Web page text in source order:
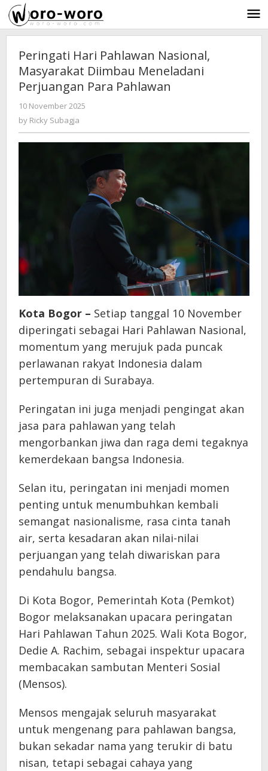
Skip
to
content
Peringati Hari Pahlawan Nasional,
Masyarakat Diimbau Meneladani
Perjuangan Para Pahlawan
10 November 2025
by Ricky Subagja
Kota Bogor – Setiap tanggal 10 November
diperingati sebagai Hari Pahlawan Nasional,
momentum yang merujuk pada puncak
perlawanan rakyat Indonesia dalam
pertempuran di Surabaya.
Peringatan ini juga menjadi pengingat akan
jasa para pahlawan yang telah
mengorbankan jiwa dan raga demi tegaknya
kemerdekaan bangsa Indonesia.
Selan itu, peringatan ini menjadi momen
penting untuk menumbuhkan kembali
semangat nasionalisme, rasa cinta tanah
air, serta kesadaran akan nilai-nilai
perjuangan yang telah diwariskan para
pendahulu bangsa.
Di Kota Bogor, Pemerintah Kota (Pemkot)
Bogor melaksanakan upacara peringatan
Hari Pahlawan Tahun 2025. Wali Kota Bogor,
Dedie A. Rachim, sebagai inspektur upacara
membacakan sambutan Menteri Sosial
(Mensos).
Mensos mengajak seluruh masyarakat
untuk mengenang para pahlawan bangsa,
bukan sekadar nama yang terukir di batu
nisan, tetapi sebagai cahaya yang